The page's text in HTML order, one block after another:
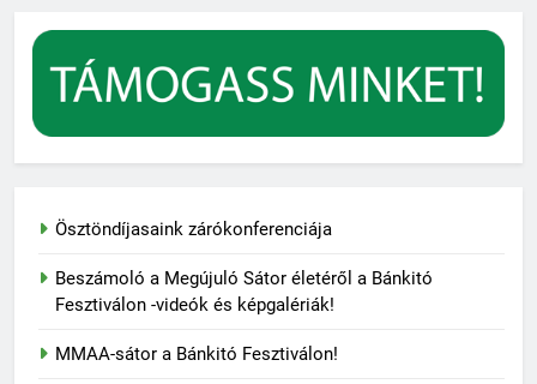
Ösztöndíjasaink zárókonferenciája
Beszámoló a Megújuló Sátor életéről a Bánkitó
Fesztiválon -videók és képgalériák!
MMAA-sátor a Bánkitó Fesztiválon!